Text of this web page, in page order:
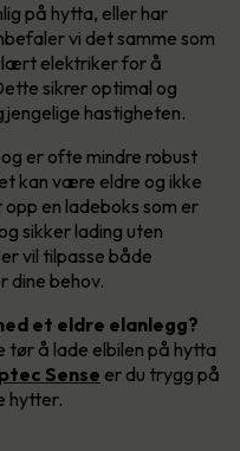
på hytta, eller har
vi det samme som
elektriker for å
sikrer optimal og
hastigheten.
er ofte mindre robust
kan være eldre og ikke
en ladeboks som er
sikker lading uten
vil tilpasse både
dine behov.
et eldre elanlegg?
tør å lade elbilen på hytta
Sense er du trygg på
hytter.